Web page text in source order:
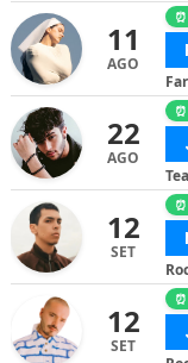
11
AGO
22
AGO
12
SET
12
SET